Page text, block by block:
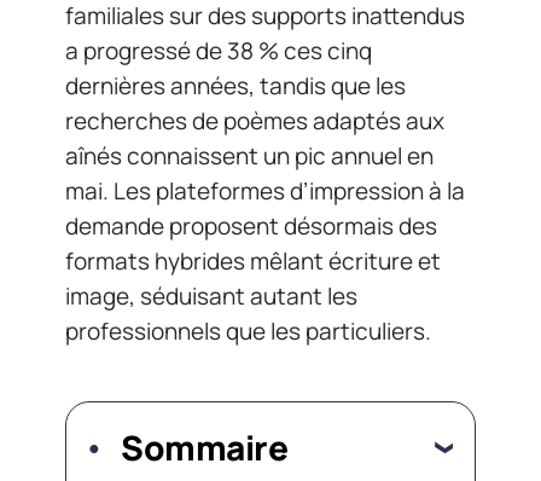
familiales sur des supports inattendus
a progressé de 38 % ces cinq
dernières années, tandis que les
recherches de poèmes adaptés aux
aînés connaissent un pic annuel en
mai. Les plateformes d’impression à la
demande proposent désormais des
formats hybrides mêlant écriture et
image, séduisant autant les
professionnels que les particuliers.
Sommaire